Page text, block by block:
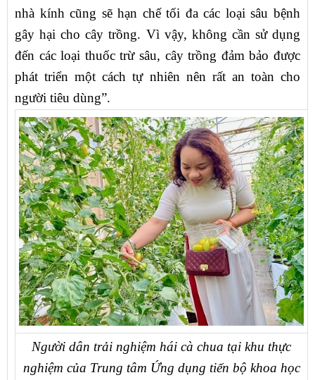
nhà kính cũng sẽ hạn chế tối đa các loại sâu bệnh
gây hại cho cây trồng. Vì vậy, không cần sử dụng
đến các loại thuốc trừ sâu, cây trồng đảm bảo được
phát triển một cách tự nhiên nên rất an toàn cho
người tiêu dùng”.
Người dân trải nghiệm hái cà chua tại khu thực
nghiệm của Trung tâm Ứng dụng tiến bộ khoa học